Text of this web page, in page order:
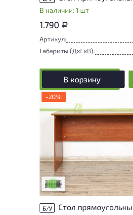
В наличии: 1 шт
1.790 Р
Артикул:
Габариты (ДxГxВ):
В корзину
-20%
следы эксплуатации, не
удобство его использования
Низкая степень износа
Б/У